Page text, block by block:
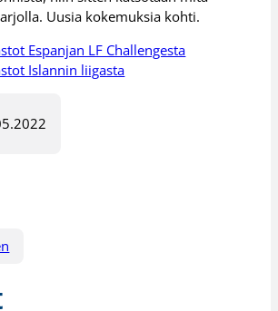
Uusia kokemuksia kohti.
Espanjan LF Challengesta
Islannin liigasta